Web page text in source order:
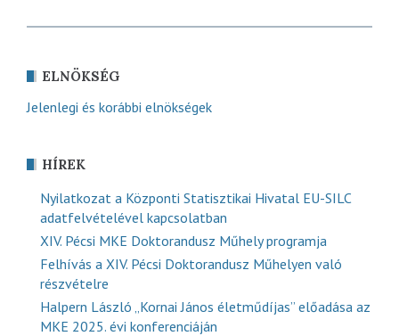
ELNÖKSÉG
Jelenlegi és korábbi elnökségek
HÍREK
Nyilatkozat a Központi Statisztikai Hivatal EU-SILC
adatfelvételével kapcsolatban
XIV. Pécsi MKE Doktorandusz Műhely programja
Felhívás a XIV. Pécsi Doktorandusz Műhelyen való
részvételre
Halpern László „Kornai János életműdíjas” előadása az
MKE 2025. évi konferenciáján